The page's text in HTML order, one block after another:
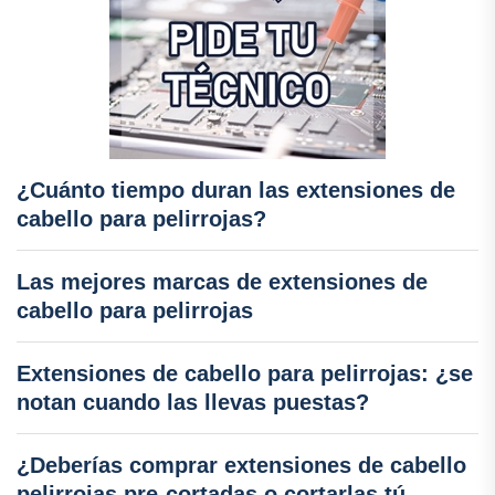
¿Cuánto tiempo duran las extensiones de
cabello para pelirrojas?
Las mejores marcas de extensiones de
cabello para pelirrojas
Extensiones de cabello para pelirrojas: ¿se
notan cuando las llevas puestas?
¿Deberías comprar extensiones de cabello